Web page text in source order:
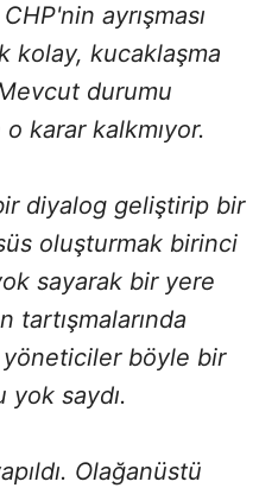
ayrışması
kolay, kucaklaşma
durumu
o karar kalkmıyor.
diyalog geliştirip bir
oluşturmak birinci
sayarak bir yere
tartışmalarında
böyle bir
saydı.
Olağanüstü